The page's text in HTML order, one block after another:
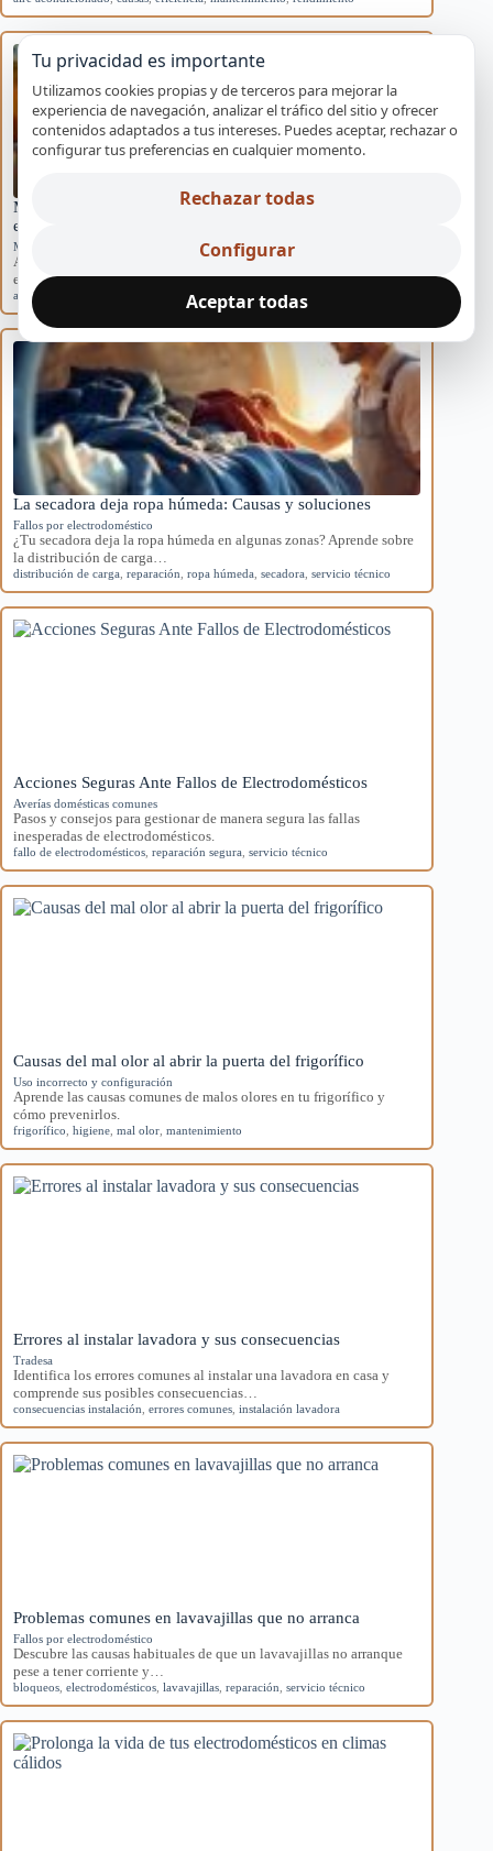
Mantenimiento básico para evitar averías en
electrodomésticos
Mantenimiento preventivo
Aprende rutinas de mantenimiento para prevenir averías en tus
electrodomésticos y mejorar su eficiencia en…
averías mantenimiento , preventivo
La secadora deja ropa húmeda: Causas y soluciones
Fallos por electrodoméstico
¿Tu secadora deja la ropa húmeda en algunas zonas? Aprende sobre
la distribución de carga…
distribución de carga reparación ropa húmeda secadora servicio técnico
Acciones Seguras Ante Fallos de Electrodomésticos
Averías domésticas comunes
Pasos y consejos para gestionar de manera segura las fallas
inesperadas de electrodomésticos.
fallo de electrodomésticos reparación segura servicio técnico
Causas del mal olor al abrir la puerta del frigorífico
Uso incorrecto y configuración
Aprende las causas comunes de malos olores en tu frigorífico y
cómo prevenirlos.
frigorífico higiene mal olor mantenimiento
Errores al instalar lavadora y sus consecuencias
Tradesa
Identifica los errores comunes al instalar una lavadora en casa y
comprende sus posibles consecuencias…
consecuencias instalación errores comunes instalación lavadora
Problemas comunes en lavavajillas que no arranca
Fallos por electrodoméstico
Descubre las causas habituales de que un lavavajillas no arranque
pese a tener corriente y…
bloqueos electrodomésticos lavavajillas reparación servicio técnico
Tu privacidad es importante
Utilizamos cookies propias y de terceros para mejorar la
experiencia de navegación, analizar el tráfico del sitio y ofrecer
contenidos adaptados a tus intereses. Puedes aceptar, rechazar o
configurar tus preferencias en cualquier momento.
Rechazar todas
Configurar
Aceptar todas